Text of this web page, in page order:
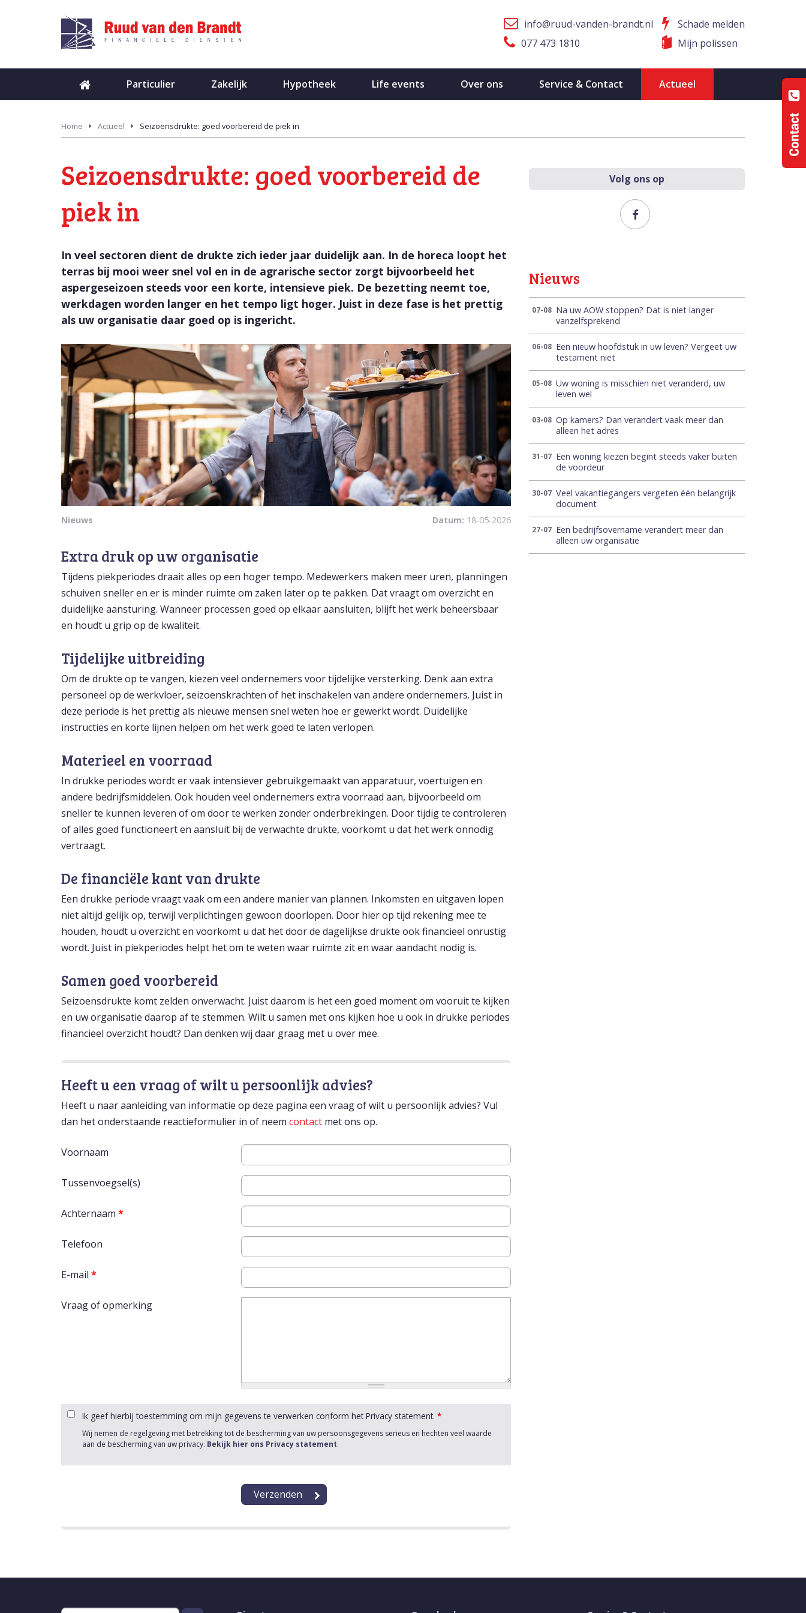
info@ruud-vanden-brandt.nl
077 473 1810
Schade melden
Mijn polissen
Particulier Zakelijk Hypotheek Life events Over ons Service & Contact Actueel
Home Actueel Seizoensdrukte: goed voorbereid de piek in
Seizoensdrukte: goed voorbereid de
piek in
In veel sectoren dient de drukte zich ieder jaar duidelijk aan. In de horeca loopt het
terras bij mooi weer snel vol en in de agrarische sector zorgt bijvoorbeeld het
aspergeseizoen steeds voor een korte, intensieve piek. De bezetting neemt toe,
werkdagen worden langer en het tempo ligt hoger. Juist in deze fase is het prettig
als uw organisatie daar goed op is ingericht.
Nieuws Datum: 18-05-2026
Extra druk op uw organisatie
Tijdens piekperiodes draait alles op een hoger tempo. Medewerkers maken meer uren, planningen
schuiven sneller en er is minder ruimte om zaken later op te pakken. Dat vraagt om overzicht en
duidelijke aansturing. Wanneer processen goed op elkaar aansluiten, blijft het werk beheersbaar
en houdt u grip op de kwaliteit.
Tijdelijke uitbreiding
Om de drukte op te vangen, kiezen veel ondernemers voor tijdelijke versterking. Denk aan extra
personeel op de werkvloer, seizoenskrachten of het inschakelen van andere ondernemers. Juist in
deze periode is het prettig als nieuwe mensen snel weten hoe er gewerkt wordt. Duidelijke
instructies en korte lijnen helpen om het werk goed te laten verlopen.
Materieel en voorraad
In drukke periodes wordt er vaak intensiever gebruikgemaakt van apparatuur, voertuigen en
andere bedrijfsmiddelen. Ook houden veel ondernemers extra voorraad aan, bijvoorbeeld om
sneller te kunnen leveren of om door te werken zonder onderbrekingen. Door tijdig te controleren
of alles goed functioneert en aansluit bij de verwachte drukte, voorkomt u dat het werk onnodig
vertraagt.
De financiële kant van drukte
Een drukke periode vraagt vaak om een andere manier van plannen. Inkomsten en uitgaven lopen
niet altijd gelijk op, terwijl verplichtingen gewoon doorlopen. Door hier op tijd rekening mee te
houden, houdt u overzicht en voorkomt u dat het door de dagelijkse drukte ook financieel onrustig
wordt. Juist in piekperiodes helpt het om te weten waar ruimte zit en waar aandacht nodig is.
Samen goed voorbereid
Seizoensdrukte komt zelden onverwacht. Juist daarom is het een goed moment om vooruit te kijken
en uw organisatie daarop af te stemmen. Wilt u samen met ons kijken hoe u ook in drukke periodes
financieel overzicht houdt? Dan denken wij daar graag met u over mee.
Heeft u een vraag of wilt u persoonlijk advies?
Heeft u naar aanleiding van informatie op deze pagina een vraag of wilt u persoonlijk advies? Vul
dan het onderstaande reactieformulier in of neem contact met ons op.
Voornaam
Tussenvoegsel(s)
Achternaam *
Telefoon
E-mail *
Vraag of opmerking
Ik geef hierbij toestemming om mijn gegevens te verwerken conform het Privacy statement. *
Wij nemen de regelgeving met betrekking tot de bescherming van uw persoonsgegevens serieus en hechten veel waarde
aan de bescherming van uw privacy. Bekijk hier ons Privacy statement.
Volg ons op
Nieuws
07-08 Na uw AOW stoppen? Dat is niet langer
vanzelfsprekend
06-08 Een nieuw hoofdstuk in uw leven? Vergeet uw
testament niet
05-08 Uw woning is misschien niet veranderd, uw
leven wel
03-08 Op kamers? Dan verandert vaak meer dan
alleen het adres
31-07 Een woning kiezen begint steeds vaker buiten
de voordeur
30-07 Veel vakantiegangers vergeten één belangrijk
document
27-07 Een bedrijfsovername verandert meer dan
alleen uw organisatie